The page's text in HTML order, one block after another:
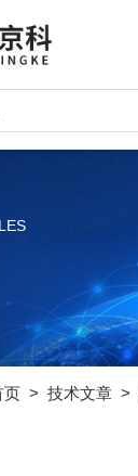
页> 技术文章>